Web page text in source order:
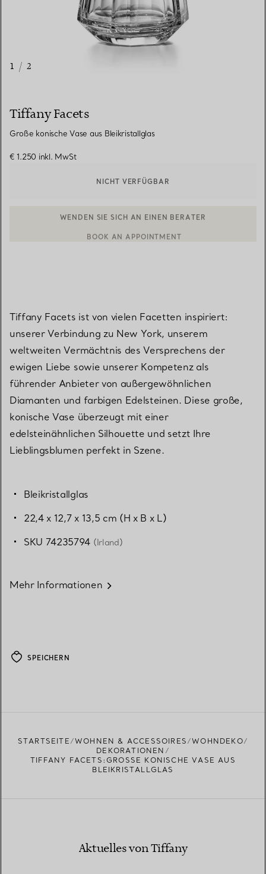
1 / 2
Tiffany Facets
Große konische Vase aus Bleikristallglas
€ 1.250 inkl. MwSt
NICHT VERFÜGBAR
Tiffany Facets ist von vielen Facetten inspiriert:
unserer Verbindung zu New York, unserem
weltweiten Vermächtnis des Versprechens der
ewigen Liebe sowie unserer Kompetenz als
führender Anbieter von außergewöhnlichen
Diamanten und farbigen Edelsteinen. Diese große,
konische Vase überzeugt mit einer
edelsteinähnlichen Silhouette und setzt Ihre
Lieblingsblumen perfekt in Szene.
Bleikristallglas
22,4 x 12,7 x 13,5 cm (H x B x L)
SKU 74235794 (Irland)
Mehr Informationen
SPEICHERN
STARTSEITE WOHNEN & ACCESSOIRES
WOHNDEKO
DEKORATIONEN
TIFFANY FACETS:GROSSE KONISCHE VASE AUS B
LEIKRISTALLGLAS
Aktuelles von Tiffany